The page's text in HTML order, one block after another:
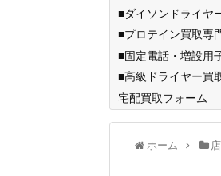
■ダイソンドライヤ
■プロテイン買取専
■固定電話・増設用
■高級ドライヤー買
宅配買取フォーム
ホーム